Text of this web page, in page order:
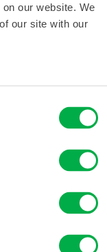
our website. We
our site with our
南美洲、大洋